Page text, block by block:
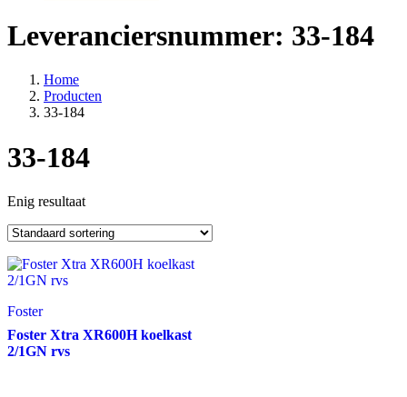
Leveranciersnummer: 33-184
Home
Producten
33-184
33-184
Enig resultaat
Foster
Foster Xtra XR600H koelkast
2/1GN rvs